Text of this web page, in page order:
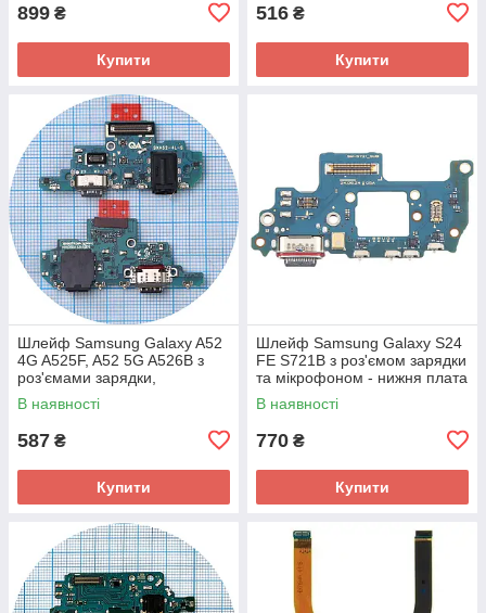
899 ₴
Купити
516 ₴
Купити
Шлейф Samsung Galaxy A52
4G A525F, A52 5G A526B з
роз'ємами зарядки,
навушників та мікрофоном -
нижня плата (AAA)
В наявності
587 ₴
Купити
Шлейф Samsung Galaxy S24
FE S721B з роз'ємом зарядки
та мікрофоном - нижня плата
(оригінал Китай EU Version)
В наявності
770 ₴
Купити